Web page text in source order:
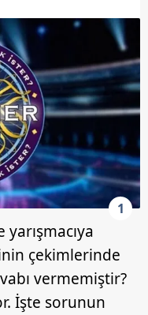
1
yarışmacıya
çekimlerinde
vermemiştir?
İşte sorunun